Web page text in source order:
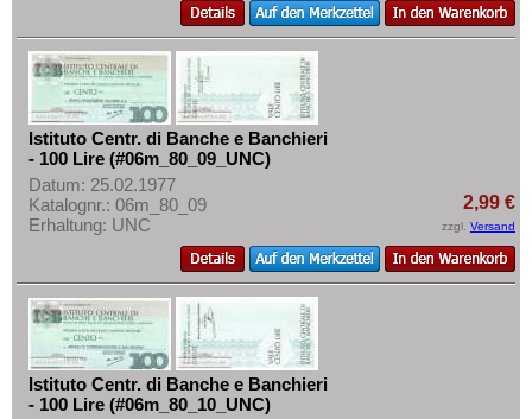
Istituto Centr. di Banche e Banchieri
- 100 Lire (#06m_80_09_UNC)
Datum: 25.02.1977
Katalognr.: 06m_80_09
Erhaltung: UNC
2,99 €
zzgl. Versand
Istituto Centr. di Banche e Banchieri
- 100 Lire (#06m_80_10_UNC)